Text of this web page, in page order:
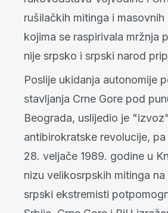
rušilačkih mitinga i masovnih
kojima se raspirivala mržnja
nije srpsko i srpski narod
Poslije ukidanja autonomije
stavljanja Crne Gore pod
Beograda, uslijedio je
antibirokratske revolucije,
28. veljače 1989. godine u
nizu velikosrpskih mitinga
srpski ekstremisti